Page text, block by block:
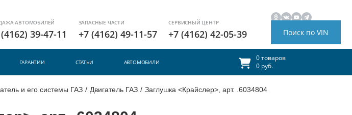
АВТОМОБИЛЕЙ
39-47-11
ЗАПАСНЫЕ ЧАСТИ
+7 (4162) 49-11-57
СЕРВИСНЫЙ ЦЕНТР
+7 (4162) 42-05-39 Поиск по VIN
ГАРАНТИИ СТАТЬИ АВТОМОБИЛИ
0 товаров
0 руб.
и его системы ГАЗ / Двигатель ГАЗ / Заглушка <Крайслер>, арт. .6034804